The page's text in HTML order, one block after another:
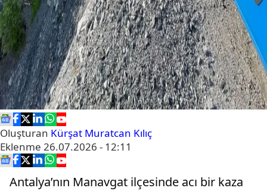
Oluşturan Kürşat Muratcan Kılıç
Eklenme 26.07.2026 - 12:11
Antalya’nın Manavgat ilçesinde acı bir kaza